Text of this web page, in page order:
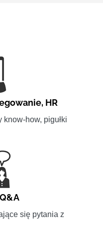
, HR
how, pigułki
się pytania z